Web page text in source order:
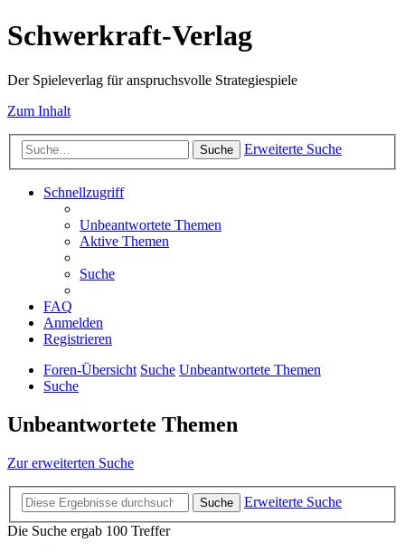
Schwerkraft-Verlag
Der Spieleverlag für anspruchsvolle Strategiespiele
Zum Inhalt
Suche Erweiterte Suche
Schnellzugriff
Unbeantwortete Themen
Aktive Themen
Suche
FAQ
Anmelden
Registrieren
Foren-Übersicht Suche Unbeantwortete Themen
Suche
Unbeantwortete Themen
Zur erweiterten Suche
Suche
Erweiterte Suche
Die Suche ergab 100 Treffer